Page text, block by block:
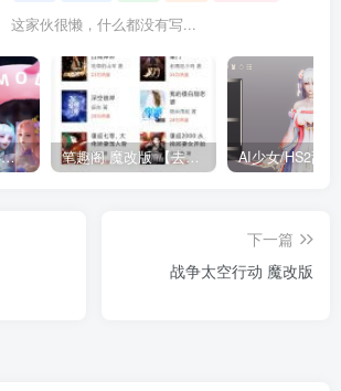
这家伙很懒，什么都没有写...
AI少女/HS2甜心选择2 仿王者荣耀人物卡全合集打包 笔趣阁 魔改版 【去广告免费小说】
下一篇
战争太空行动 魔改版